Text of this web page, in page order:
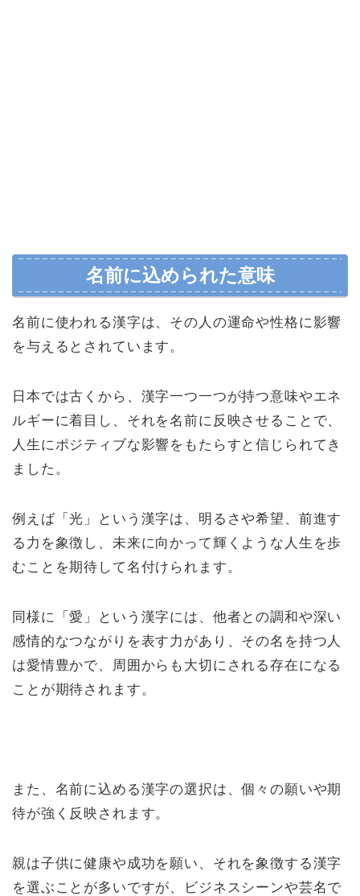
名前に込められた意味
名前に使われる漢字は、その人の運命や性格に影響
を与えるとされています。
日本では古くから、漢字一つ一つが持つ意味やエネ
ルギーに着目し、それを名前に反映させることで、
人生にポジティブな影響をもたらすと信じられてき
ました。
例えば「光」という漢字は、明るさや希望、前進す
る力を象徴し、未来に向かって輝くような人生を歩
むことを期待して名付けられます。
同様に「愛」という漢字には、他者との調和や深い
感情的なつながりを表す力があり、その名を持つ人
は愛情豊かで、周囲からも大切にされる存在になる
ことが期待されます。
また、名前に込める漢字の選択は、個々の願いや期
待が強く反映されます。
親は子供に健康や成功を願い、それを象徴する漢字
を選ぶことが多いですが、ビジネスシーンや芸名で